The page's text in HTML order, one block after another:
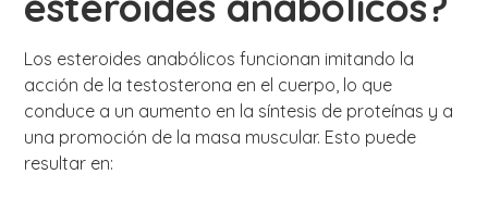
Los esteroides anabólicos funcionan imitando la
acción de la testosterona en el cuerpo, lo que
conduce a un aumento en la síntesis de proteínas y a
una promoción de la masa muscular. Esto puede
resultar en: